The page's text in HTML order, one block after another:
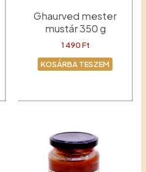
Ghaurved mester
mustár 350 g
1 490Ft
KOSÁRBA TESZEM